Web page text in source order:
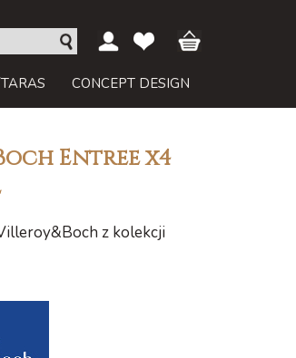
CONCEPT DESIGN
Entree x4
z kolekcji